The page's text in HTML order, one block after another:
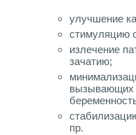
улучшение
стимуляцию
излечение
зачатию;
вызывающих
пр.